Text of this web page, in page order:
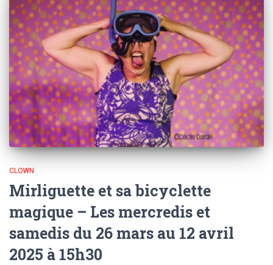
CLOWN
Mirliguette et sa bicyclette
magique – Les mercredis et
samedis du 26 mars au 12 avril
2025 à 15h30